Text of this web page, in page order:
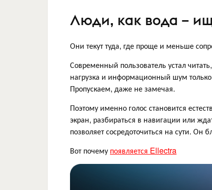
Люди, как вода –
Они текут туда, где проще и меньше
Современный пользователь устал
нагрузка и информационный шум
Пропускаем, даже не замечая.
Поэтому именно голос становится
экран, разбираться в навигации или
позволяет сосредоточиться на сути.
Вот почему появляется Ellectra